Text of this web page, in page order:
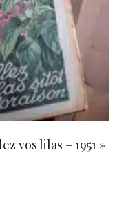
vos lilas – 1951 »